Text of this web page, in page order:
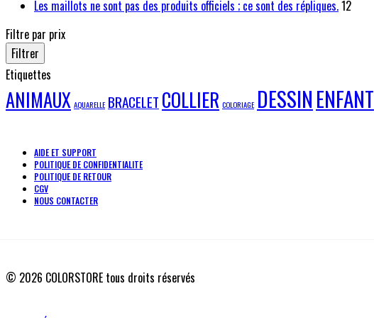
Les maillots ne sont pas des produits officiels ; ce sont des répliques.12
Filtre par prix
Filtrer
Etiquettes
ANIMAUX AQUARELLE BRACELET COLLIER COLORIAGE DESSINENFANT
AIDE ET SUPPORT
POLITIQUE DE CONFIDENTIALITE
POLITIQUE DE RETOUR
CGV
NOUS CONTACTER
© 2026 COLORSTORE tous droits réservés